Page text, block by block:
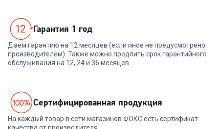
Гарантия 1 год
Даем гарантию на 12 месяцев (если иное не предусмотрено
производителем). Также можно продлить срок гарантийного
обслуживания на 12, 24 и 36 месяцев
Cертифицированная продукция
На каждый товар в сети магазинов ФОКС есть сертификат